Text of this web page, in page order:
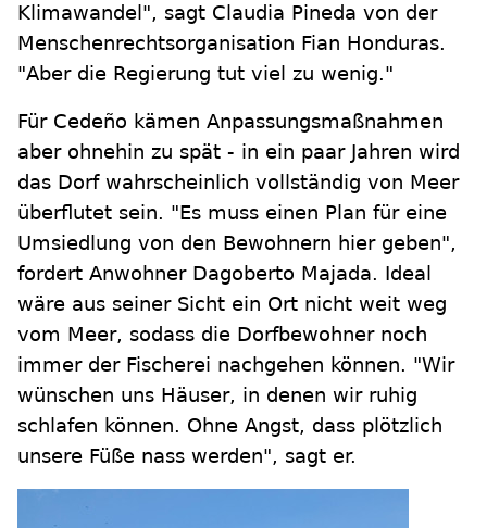
Klimawandel", sagt Claudia Pineda von der
Menschenrechtsorganisation Fian Honduras.
"Aber die Regierung tut viel zu wenig."
Für Cedeño kämen Anpassungsmaßnahmen
aber ohnehin zu spät - in ein paar Jahren wird
das Dorf wahrscheinlich vollständig von Meer
überflutet sein. "Es muss einen Plan für eine
Umsiedlung von den Bewohnern hier geben",
fordert Anwohner Dagoberto Majada. Ideal
wäre aus seiner Sicht ein Ort nicht weit weg
vom Meer, sodass die Dorfbewohner noch
immer der Fischerei nachgehen können. "Wir
wünschen uns Häuser, in denen wir ruhig
schlafen können. Ohne Angst, dass plötzlich
unsere Füße nass werden", sagt er.